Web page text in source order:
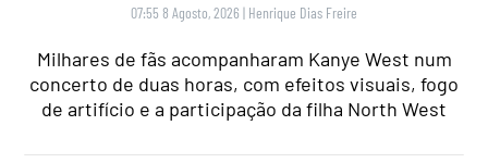
07:55 8 Agosto, 2026 | Henrique Dias Freire
Milhares de fãs acompanharam Kanye West num
concerto de duas horas, com efeitos visuais, fogo
de artifício e a participação da filha North West